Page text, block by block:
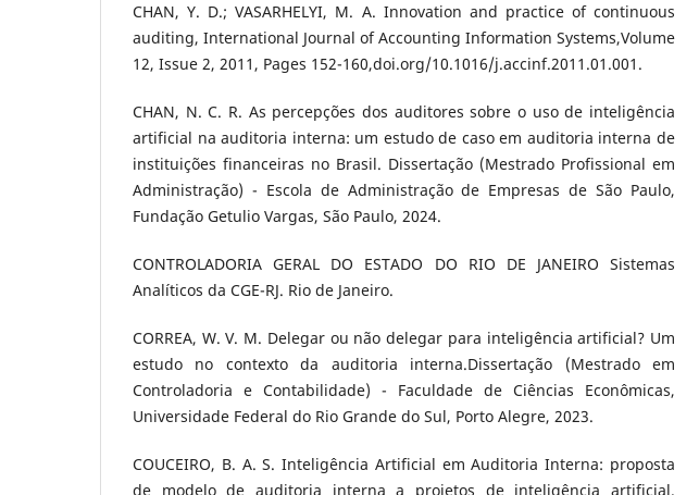
CHAN, Y. D.; VASARHELYI, M. A. Innovation and practice of continuous
auditing, International Journal of Accounting Information Systems,Volume
12, Issue 2, 2011, Pages 152-160,doi.org/10.1016/j.accinf.2011.01.001.
CHAN, N. C. R. As percepções dos auditores sobre o uso de inteligência
artificial na auditoria interna: um estudo de caso em auditoria interna de
instituições financeiras no Brasil. Dissertação (Mestrado Profissional em
Administração) - Escola de Administração de Empresas de São Paulo,
Fundação Getulio Vargas, São Paulo, 2024.
CONTROLADORIA GERAL DO ESTADO DO RIO DE JANEIRO Sistemas
Analíticos da CGE-RJ. Rio de Janeiro.
CORREA, W. V. M. Delegar ou não delegar para inteligência artificial? Um
estudo no contexto da auditoria interna.Dissertação (Mestrado em
Controladoria e Contabilidade) - Faculdade de Ciências Econômicas,
Universidade Federal do Rio Grande do Sul, Porto Alegre, 2023.
COUCEIRO, B. A. S. Inteligência Artificial em Auditoria Interna: proposta
de modelo de auditoria interna a projetos de inteligência artificial.